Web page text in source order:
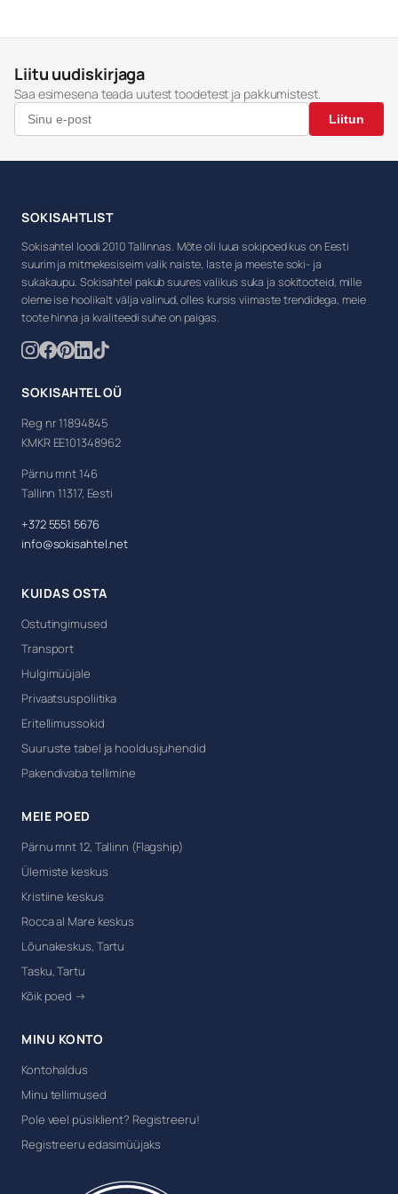
Liitu uudiskirjaga
Saa esimesena teada uutest toodetest ja pakkumistest.
Liitun
SOKISAHTLIST
Sokisahtel loodi 2010 Tallinnas. Mõte oli luua sokipoed kus on Eesti
suurim ja mitmekesiseim valik naiste, laste ja meeste soki- ja
sukakaupu. Sokisahtel pakub suures valikus suka ja sokitooteid, mille
oleme ise hoolikalt välja valinud, olles kursis viimaste trendidega, meie
toote hinna ja kvaliteedi suhe on paigas.
SOKISAHTEL OÜ
Reg nr 11894845
KMKR EE101348962
Pärnu mnt 146
Tallinn 11317, Eesti
+372 5551 5676
info@sokisahtel.net
KUIDAS OSTA
Ostutingimused
Transport
Hulgimüüjale
Privaatsuspoliitika
Eritellimussokid
Suuruste tabel ja hooldusjuhendid
Pakendivaba tellimine
MEIE POED
Pärnu mnt 12, Tallinn (Flagship)
Ülemiste keskus
Kristiine keskus
Rocca al Mare keskus
Lõunakeskus, Tartu
Tasku, Tartu
Kõik poed →
MINU KONTO
Kontohaldus
Minu tellimused
Pole veel püsiklient? Registreeru!
Registreeru edasimüüjaks